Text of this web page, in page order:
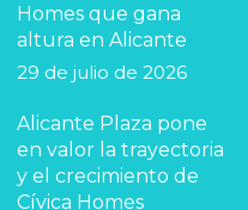
Homes que gana
altura en Alicante
29 de julio de 2026
Alicante Plaza pone
en valor la trayectoria
y el crecimiento de
Cívica Homes